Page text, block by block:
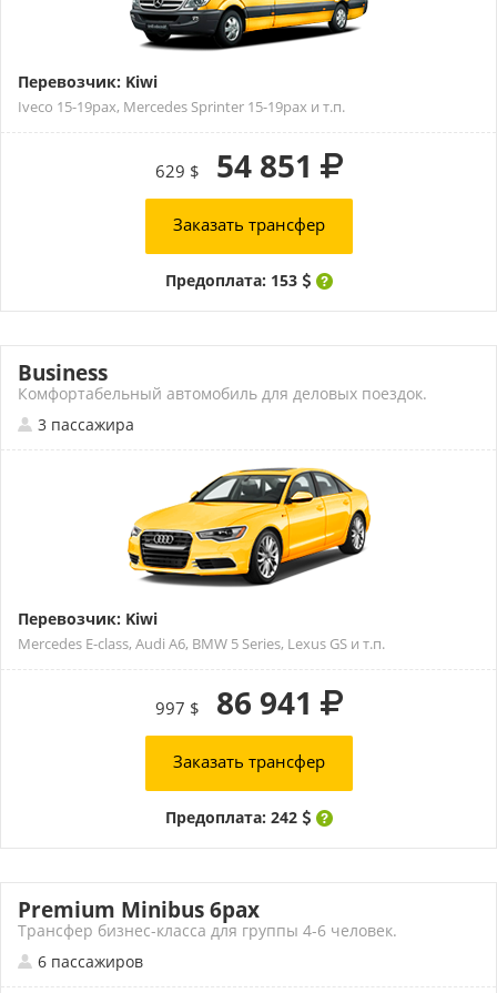
Перевозчик: Kiwi
Iveco 15-19pax, Mercedes Sprinter 15-19pax и т.п.
629 $ 54 851
Заказать трансфер
Предоплата: 153
Business
Комфортабельный автомобиль для деловых поездок.
3 пассажира
Перевозчик: Kiwi
Mercedes E-class, Audi A6, BMW 5 Series, Lexus GS и т.п.
997 $ 86 941
Заказать трансфер
Предоплата: 242
Premium Minibus 6pax
Трансфер бизнес-класса для группы 4-6 человек.
6 пассажиров